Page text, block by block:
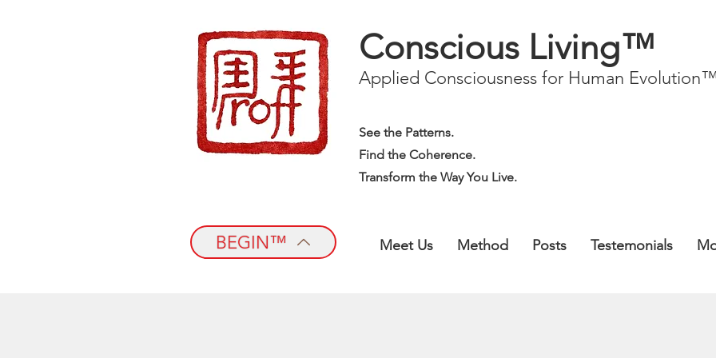
Conscious Living™
Applied Consciousness for Human
See the Patterns.
Find the Coherence.
Transform the Way You Live.
BEGIN™ Meet Us Method Posts Testemonials